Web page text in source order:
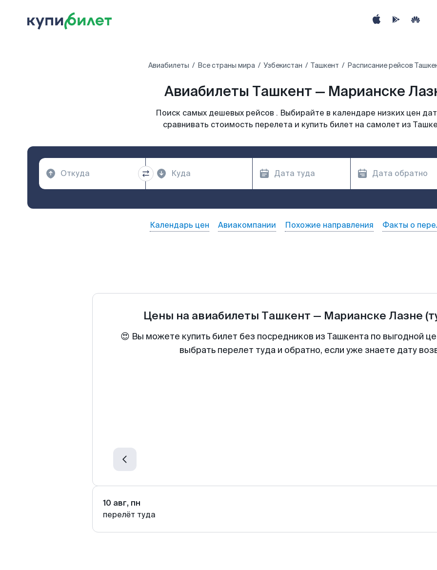
Авиабилеты Все страны мира Узбекистан Ташкент Расписание рейсов
Авиабилеты Ташкент — Марианске
Поиск самых дешевых рейсов . Выбирайте в календаре низких цен
сравнивать стоимость перелета и купить билет на самолет из
Календарь цен Авиакомпании Похожие направления Факты о
Цены на авиабилеты Ташкент — Марианске Лазне
😍 Вы можете купить билет без посредников из Ташкента по выгодной
выбрать перелет туда и обратно, если уже знаете дату
10 авг, пн
перелёт туда